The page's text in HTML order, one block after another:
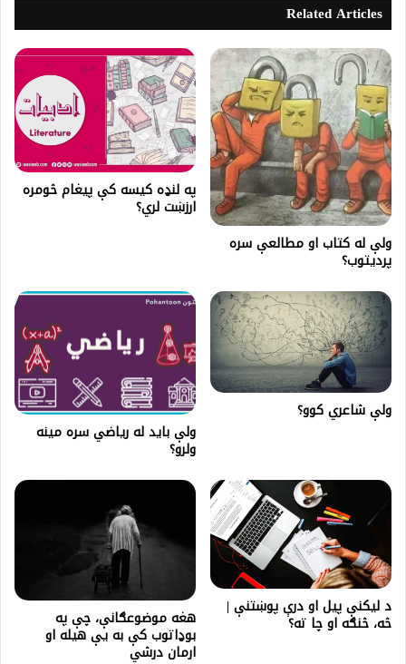
Related Articles
ولې له کتاب او مطالعې سره
پردیتوب؟
په لنډه کیسه کې پيغام څومره
ارزښت لري؟
ولې شاعري کوو؟
ولې باید له ریاضي سره مینه
ولرو؟
د ليکنې پيل او درې پوښتنې |
څه، څنګه او چا ته؟ هغه موضوعګانې، چې په
بوډاتوب کې به یې هيله او
ارمان درشي